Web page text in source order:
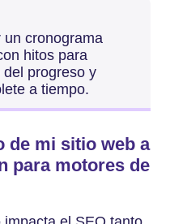
un cronograma
hitos para
progreso y
a tiempo.
de mi sitio web a
para motores de